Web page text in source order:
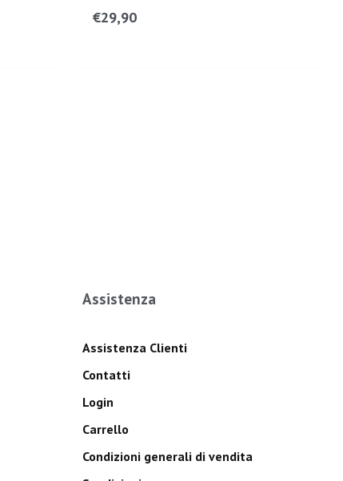
€29,90
Assistenza
Assistenza Clienti
Contatti
Login
Carrello
Condizioni generali di vendita